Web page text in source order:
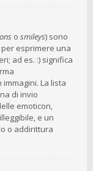
o smileys) sono
esprimere una
ad es. :) significa
La lista
di invio
emoticon,
e un
o addirittura